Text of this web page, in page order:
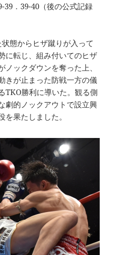
39．39-40（後の公式記録
態からヒザ蹴りが入って
に転じ、組み付いてのヒザ
ックダウンを奪った上、
きが止まった防戦一方の儀
TKO勝利に導いた。観る側
劇的ノックアウトで設立興
果たしました。